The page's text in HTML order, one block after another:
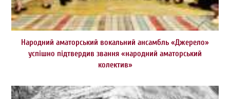
Народний аматорський вокальний ансамбль «Джерело»
успішно підтвердив звання «народний аматорський
колектив»